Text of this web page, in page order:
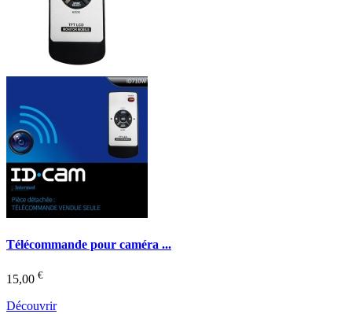
Télécommande pour caméra ...
15,00 €
Découvrir